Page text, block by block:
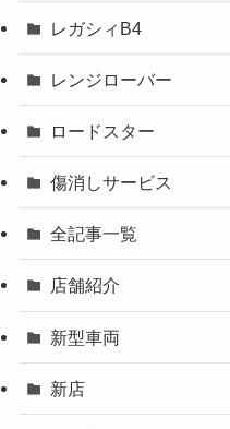
レガシィB4
レンジローバー
ロードスター
傷消しサービス
全記事一覧
店舗紹介
新型車両
新店